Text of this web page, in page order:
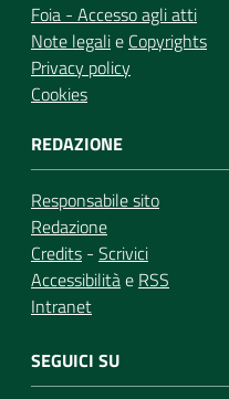
Foia - Accesso agli atti
Note legalie Copyrights
Privacy policy
Cookies
REDAZIONE
Responsabile sito
Redazione
Credits - Scrivici
Accessibilitàe RSS
Intranet
SEGUICI SU